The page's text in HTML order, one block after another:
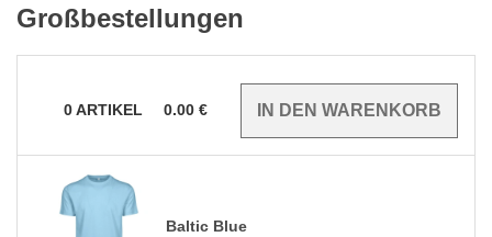
Großbestellungen
0ARTIKEL 0.00 €
Baltic Blue